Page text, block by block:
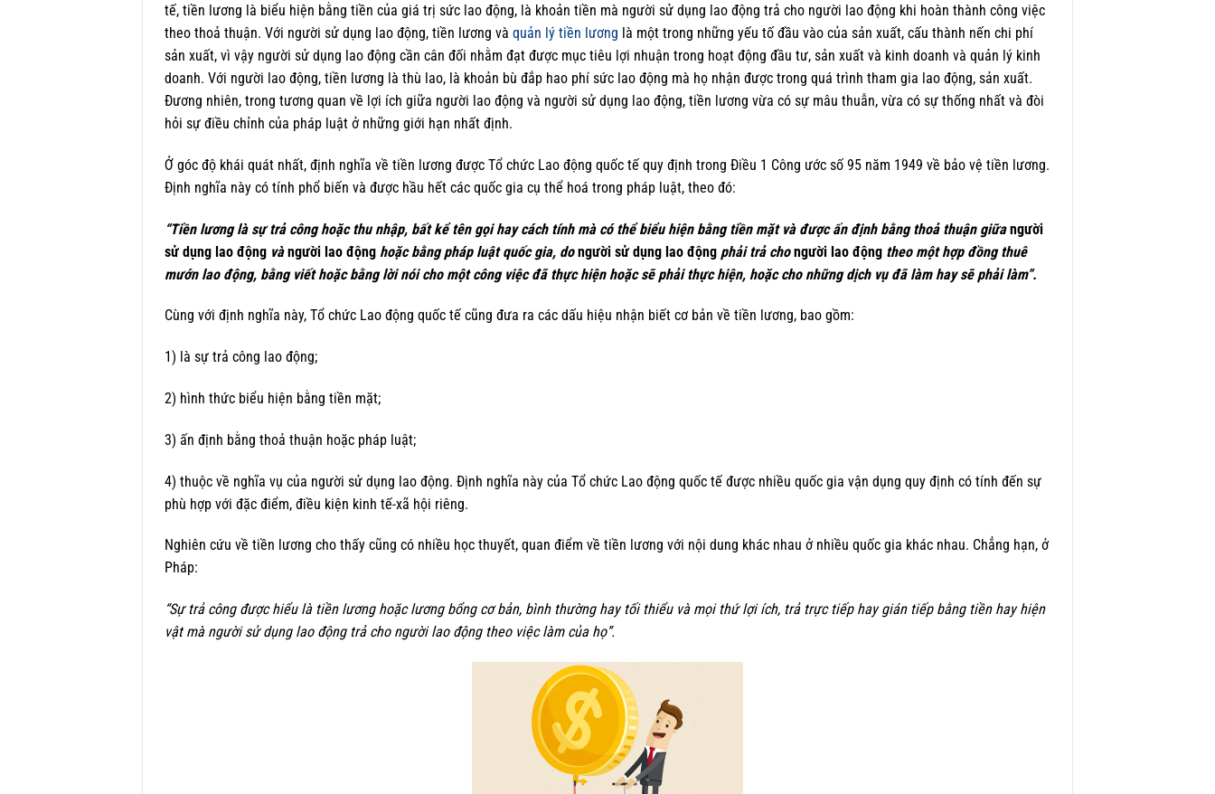
tế, tiền lương là biểu hiện bằng tiền của giá trị sức lao động, là khoản tiền mà người sử dụng lao động trả cho người lao động khi hoàn thành công việc
theo thoả thuận. Với người sử dụng lao động, tiền lương và quản lý tiền lương là một trong những yếu tố đầu vào của sản xuất, cấu thành nến chi phí
sản xuất, vì vậy người sử dụng lao động cần cân đối nhằm đạt được mục tiêu lợi nhuận trong hoạt động đầu tư, sản xuất và kinh doanh và quản lý kinh
doanh. Với người lao động, tiền lương là thù lao, là khoản bù đắp hao phí sức lao động mà họ nhận được trong quá trình tham gia lao động, sản xuất.
Đương nhiên, trong tương quan về lợi ích giữa người lao động và người sử dụng lao động, tiền lương vừa có sự mâu thuẫn, vừa có sự thống nhất và đòi
hỏi sự điều chỉnh của pháp luật ở những giới hạn nhất định.
Ở góc độ khái quát nhất, định nghĩa về tiền lương được Tổ chức Lao động quốc tế quy định trong Điều 1 Công ước số 95 năm 1949 về bảo vệ tiền lương.
Định nghĩa này có tính phổ biến và được hầu hết các quốc gia cụ thể hoá trong pháp luật, theo đó:
“Tiền lương là sự trả công hoặc thu nhập, bất kể tên gọi hay cách tính mà có thể biểu hiện bằng tiền mặt và được ấn định bằng thoả thuận giữangười
sử dụng lao độngvàngười lao độnghoặc bằng pháp luật quốc gia, dongười sử dụng lao độngphải trả chongười lao độngtheo một hợp đồng thuê
mướn lao động, bằng viết hoặc bằng lời nói cho một công việc đã thực hiện hoặc sẽ phải thực hiện, hoặc cho những dịch vụ đã làm hay sẽ phải làm”.
Cùng với định nghĩa này, Tổ chức Lao động quốc tế cũng đưa ra các dấu hiệu nhận biết cơ bản về tiền lương, bao gồm:
1) là sự trả công lao động;
2) hình thức biểu hiện bằng tiền mặt;
3) ấn định bằng thoả thuận hoặc pháp luật;
4) thuộc về nghĩa vụ của người sử dụng lao động. Định nghĩa này của Tổ chức Lao động quốc tế được nhiều quốc gia vận dụng quy định có tính đến sự
phù hợp với đặc điểm, điều kiện kinh tế-xã hội riêng.
Nghiên cứu về tiền lương cho thấy cũng có nhiều học thuyết, quan điểm về tiền lương với nội dung khác nhau ở nhiều quốc gia khác nhau. Chẳng hạn, ở
Pháp:
“Sự trả công được hiểu là tiền lương hoặc lương bổng cơ bản, bình thường hay tối thiểu và mọi thứ lợi ích, trả trực tiếp hay gián tiếp bằng tiền hay hiện
vật mà người sử dụng lao động trả cho người lao động theo việc làm của họ”.